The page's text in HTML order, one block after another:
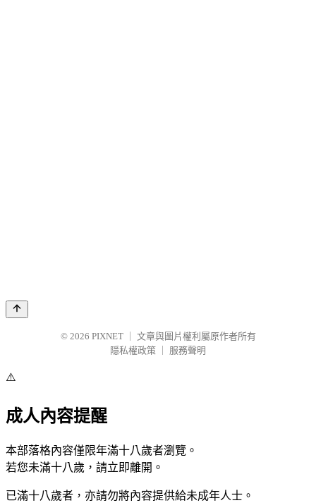
© 2026 PIXNET
文章與圖片權利屬原作者所有
隱私權政策
服務聲明
⚠️
成人內容提醒
本部落格內容僅限年滿十八歲者瀏覽。
若您未滿十八歲，請立即離開。
已滿十八歲者，亦請勿將內容提供給未成年人士。